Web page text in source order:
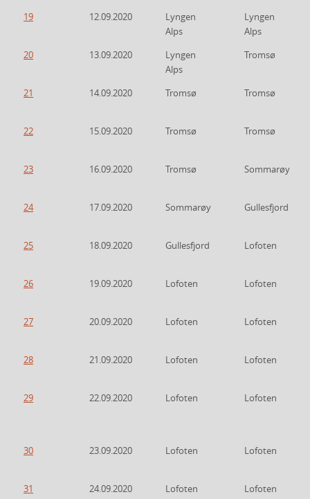
19 12.09.2020
Lyngen
Alps
Lyngen
Alps
20
13.09.2020
Lyngen
Alps
Tromsø
21 14.09.2020 Tromsø Tromsø
22 15.09.2020 Tromsø Tromsø
23 16.09.2020 Tromsø Sommarøy
24 17.09.2020 Sommarøy Gullesfjord
25 18.09.2020 Gullesfjord Lofoten
26 19.09.2020 Lofoten Lofoten
27 20.09.2020 Lofoten Lofoten
28 21.09.2020 Lofoten Lofoten
29 22.09.2020 Lofoten Lofoten
30 23.09.2020 Lofoten Lofoten
31 24.09.2020 Lofoten Lofoten